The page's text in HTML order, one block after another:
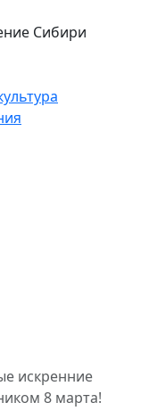
Сибири
искренние
8 марта!